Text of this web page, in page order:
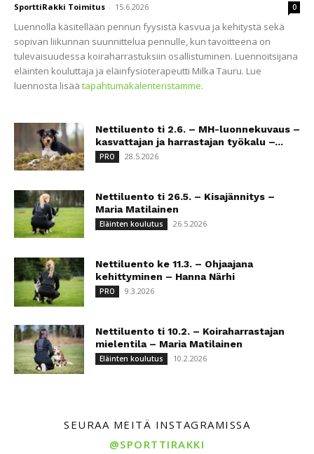
SporttiRakki Toimitus - 15.6.2026 0
Luennolla käsitellään pennun fyysistä kasvua ja kehitystä sekä
sopivan liikunnan suunnittelua pennulle, kun tavoitteena on
tulevaisuudessa koiraharrastuksiin osallistuminen. Luennoitsijana
eläinten kouluttaja ja eläinfysioterapeutti Milka Tauru. Lue
luennosta lisää tapahtumakalenteristamme.
Nettiluento ti 2.6. – MH-luonnekuvaus –
kasvattajan ja harrastajan työkalu –...
PRO 28.5.2026
Nettiluento ti 26.5. – Kisajännitys –
Maria Matilainen
Eläinten koulutus 26.5.2026
Nettiluento ke 11.3. – Ohjaajana
kehittyminen – Hanna Närhi
PRO 9.3.2026
Nettiluento ti 10.2. – Koiraharrastajan
mielentila – Maria Matilainen
Eläinten koulutus 10.2.2026
SEURAA MEITÄ INSTAGRAMISSA
@SPORTTIRAKKI